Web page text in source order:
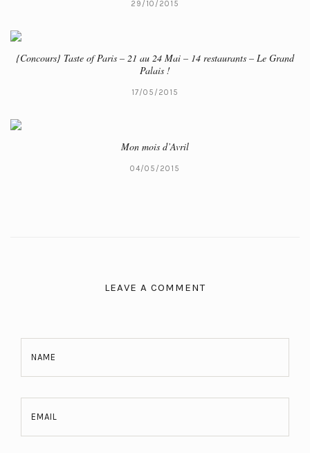
29/10/2015
{Concours} Taste of Paris – 21 au 24 Mai – 14 restaurants – Le Grand
Palais !
17/05/2015
Mon mois d’Avril
04/05/2015
LEAVE A COMMENT
NAME
EMAIL